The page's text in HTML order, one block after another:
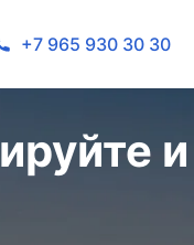
+7 965 930 30 30
и